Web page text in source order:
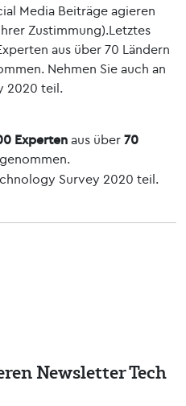
Media Beiträge agieren
Zustimmung).Letztes
aus über 70 Ländern
Nehmen Sie auch an
2020 teil.
Experten aus über 70
Survey 2020 teil.
Newsletter Tech